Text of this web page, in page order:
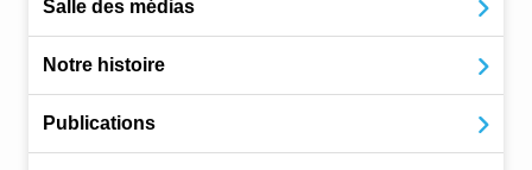
Salle des médias
Notre histoire
Publications